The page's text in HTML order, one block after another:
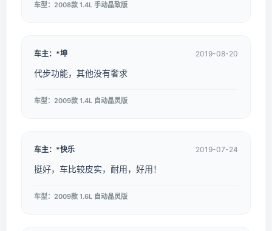
车型：2008款 1.4L 手动晶致版
车主：*坤 2019-08-20
代步功能，其他没有奢求
车型：2009款 1.4L 自动晶灵版
车主：*快乐 2019-07-24
挺好，车比较皮实，耐用，好用！
车型：2009款 1.6L 自动晶灵版